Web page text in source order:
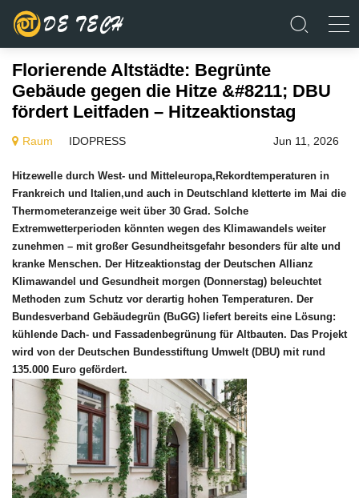
Florierende Altstädte: Begrünte
Gebäude gegen die Hitze &#8211; DBU
fördert Leitfaden – Hitzeaktionstag
Raum IDOPRESS Jun 11, 2026
Hitzewelle durch West- und Mitteleuropa,Rekordtemperaturen in
Frankreich und Italien,und auch in Deutschland kletterte im Mai die
Thermometeranzeige weit über 30 Grad. Solche
Extremwetterperioden könnten wegen des Klimawandels weiter
zunehmen – mit großer Gesundheitsgefahr besonders für alte und
kranke Menschen. Der Hitzeaktionstag der Deutschen Allianz
Klimawandel und Gesundheit morgen (Donnerstag) beleuchtet
Methoden zum Schutz vor derartig hohen Temperaturen. Der
Bundesverband Gebäudegrün (BuGG) liefert bereits eine Lösung:
kühlende Dach- und Fassadenbegrünung für Altbauten. Das Projekt
wird von der Deutschen Bundesstiftung Umwelt (DBU) mit rund
135.000 Euro gefördert.